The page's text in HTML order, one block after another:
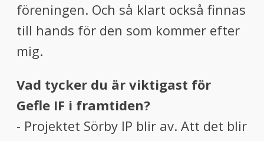
föreningen. Och så klart också finnas
till hands för den som kommer efter
mig.
Vad tycker du är viktigast för
Gefle IF i framtiden?
- Projektet Sörby IP blir av. Att det blir